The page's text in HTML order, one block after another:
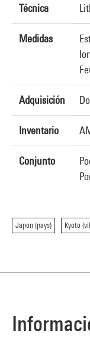
Técnica
Medidas
Adquisición
Inventario
Conjunto
Japon (pays) Kyoto